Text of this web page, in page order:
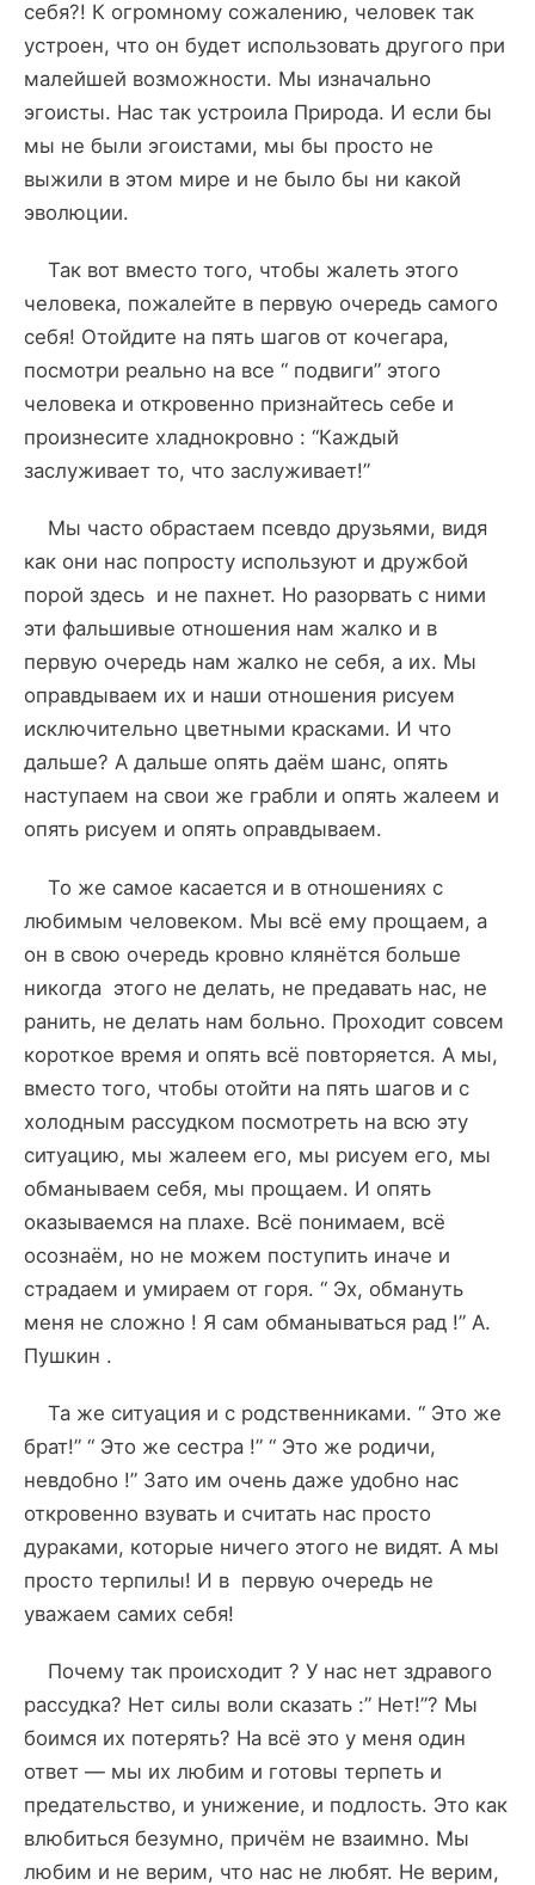
себя?! К огромному сожалению, человек так
устроен, что он будет использовать другого при
малейшей возможности. Мы изначально
эгоисты. Нас так устроила Природа. И если бы
мы не были эгоистами, мы бы просто не
выжили в этом мире и не было бы ни какой
эволюции.
Так вот вместо того, чтобы жалеть этого
человека, пожалейте в первую очередь самого
себя! Отойдите на пять шагов от кочегара,
посмотри реально на все “ подвиги” этого
человека и откровенно признайтесь себе и
произнесите хладнокровно : “Каждый
заслуживает то, что заслуживает!”
Мы часто обрастаем псевдо друзьями, видя
как они нас попросту используют и дружбой
порой здесь и не пахнет. Но разорвать с ними
эти фальшивые отношения нам жалко и в
первую очередь нам жалко не себя, а их. Мы
оправдываем их и наши отношения рисуем
исключительно цветными красками. И что
дальше? А дальше опять даём шанс, опять
наступаем на свои же грабли и опять жалеем и
опять рисуем и опять оправдываем.
То же самое касается и в отношениях с
любимым человеком. Мы всё ему прощаем, а
он в свою очередь кровно клянётся больше
никогда этого не делать, не предавать нас, не
ранить, не делать нам больно. Проходит совсем
короткое время и опять всё повторяется. А мы,
вместо того, чтобы отойти на пять шагов и с
холодным рассудком посмотреть на всю эту
ситуацию, мы жалеем его, мы рисуем его, мы
обманываем себя, мы прощаем. И опять
оказываемся на плахе. Всё понимаем, всё
осознаём, но не можем поступить иначе и
страдаем и умираем от горя. “ Эх, обмануть
меня не сложно ! Я сам обманываться рад !” А.
Пушкин .
Та же ситуация и с родственниками. “ Это же
брат!” “ Это же сестра !” “ Это же родичи,
невдобно !” Зато им очень даже удобно нас
откровенно взувать и считать нас просто
дураками, которые ничего этого не видят. А мы
просто терпилы! И в первую очередь не
уважаем самих себя!
Почему так происходит ? У нас нет здравого
рассудка? Нет силы воли сказать :” Нет!”? Мы
боимся их потерять? На всё это у меня один
ответ — мы их любим и готовы терпеть и
предательство, и унижение, и подлость. Это как
влюбиться безумно, причём не взаимно. Мы
любим и не верим, что нас не любят. Не верим,